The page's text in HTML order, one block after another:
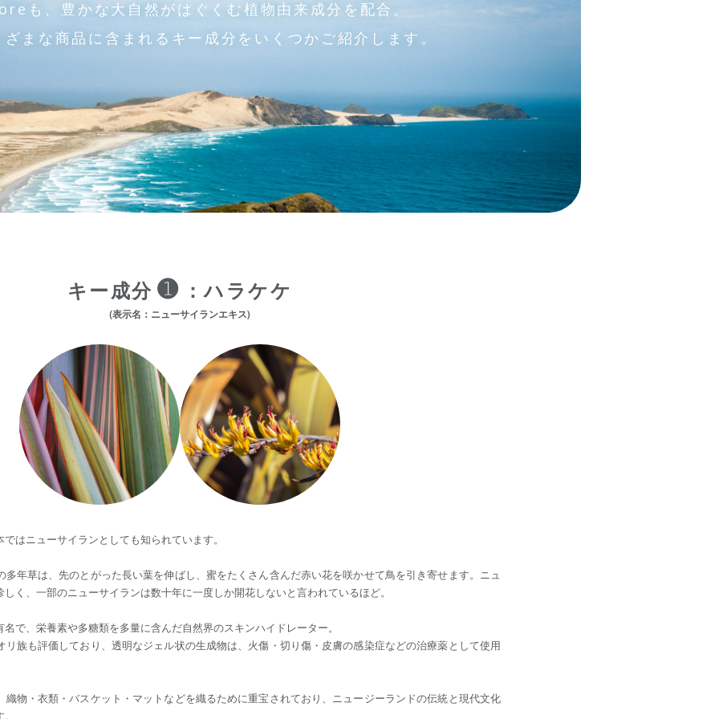
も、豊かな大自然がはぐくむ植物由来成分を配合。
まな商品に含まれるキー成分をいくつかご紹介します。
キー成分 ➊ ：ハラケケ
(表示名：ニューサイランエキス)
はニューサイランとしても知られています。
年草は、先のとがった長い葉を伸ばし、蜜をたくさん含んだ赤い花を咲かせて鳥を引き寄せます。ニュ
く、一部のニューサイランは数十年に一度しか開花しないと言われているほど。
で、栄養素や多糖類を多量に含んだ自然界のスキンハイドレーター。
リ族も評価しており、透明なジェル状の生成物は、火傷・切り傷・皮膚の感染症などの治療薬として使用
織物・衣類・バスケット・マットなどを織るために重宝されており、ニュージーランドの伝統と現代文化